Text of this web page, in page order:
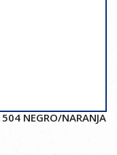
NEGRO/NARANJA